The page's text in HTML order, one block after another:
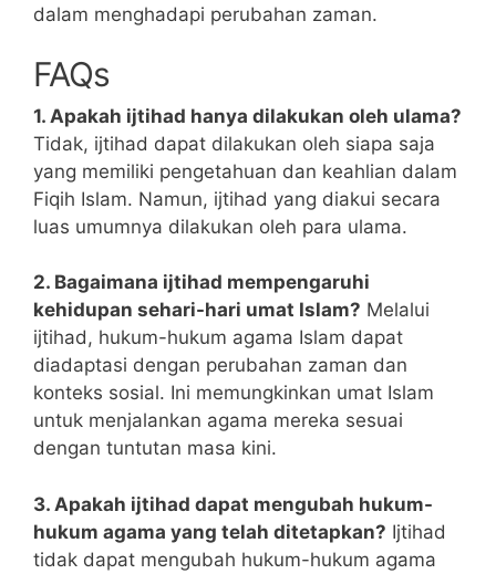
dalam menghadapi perubahan zaman.
FAQs
1. Apakah ijtihad hanya dilakukan oleh ulama?
Tidak, ijtihad dapat dilakukan oleh siapa saja
yang memiliki pengetahuan dan keahlian dalam
Fiqih Islam. Namun, ijtihad yang diakui secara
luas umumnya dilakukan oleh para ulama.
2. Bagaimana ijtihad mempengaruhi
kehidupan sehari-hari umat Islam? Melalui
ijtihad, hukum-hukum agama Islam dapat
diadaptasi dengan perubahan zaman dan
konteks sosial. Ini memungkinkan umat Islam
untuk menjalankan agama mereka sesuai
dengan tuntutan masa kini.
3. Apakah ijtihad dapat mengubah hukum-
hukum agama yang telah ditetapkan? Ijtihad
tidak dapat mengubah hukum-hukum agama